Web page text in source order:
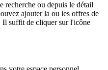
recherche ou depuis le détail
ajouter la ou les offres de
Il suffit de cliquer sur l'icône